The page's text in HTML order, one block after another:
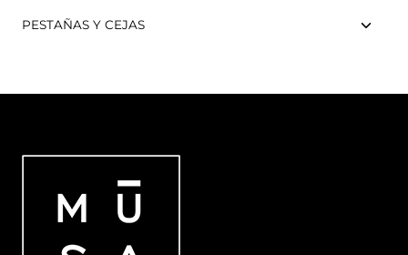
PESTAÑAS Y CEJAS